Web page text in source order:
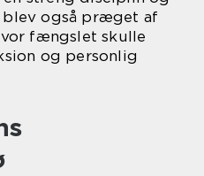
blev også præget af
fængslet skulle
og personlig